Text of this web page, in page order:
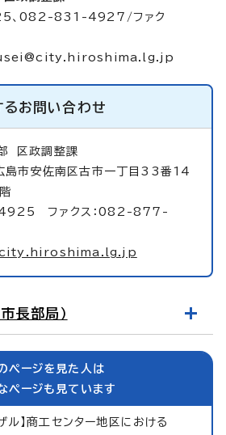
、082-831-4927/ファク
るお問い合わせ
区政調整課
安佐南区古市一丁目33番14
ファクス：082-877-
長部局）
ページを見た人は
ページも見ています
ル】商工センター地区における